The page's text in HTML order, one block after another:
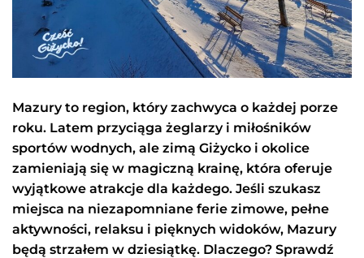
Mazury to region, który zachwyca o każdej porze
roku. Latem przyciąga żeglarzy i miłośników
sportów wodnych, ale zimą Giżycko i okolice
zamieniają się w magiczną krainę, która oferuje
wyjątkowe atrakcje dla każdego. Jeśli szukasz
miejsca na niezapomniane ferie zimowe, pełne
aktywności, relaksu i pięknych widoków, Mazury
będą strzałem w dziesiątkę. Dlaczego? Sprawdź